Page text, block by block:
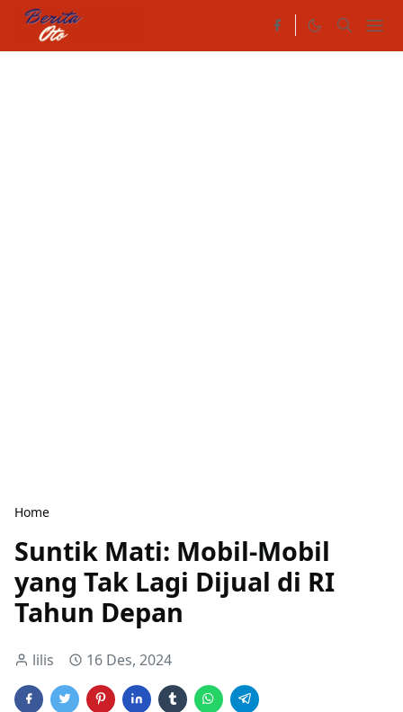
Home
Suntik Mati: Mobil-Mobil
yang Tak Lagi Dijual di RI
Tahun Depan
lilis 16 Des, 2024